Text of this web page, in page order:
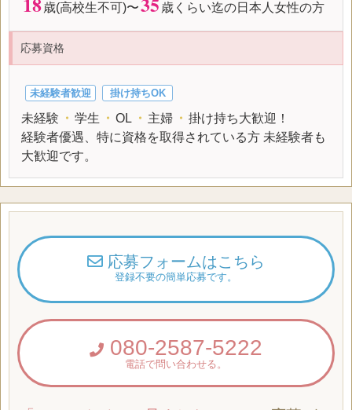
歳(高校生不可)〜 歳くらい迄の日本人女性の方
応募資格
未経験者歓迎 掛け持ちOK
未経験 ・ 学生 ・ OL ・ 主婦 ・ 掛け持ち大歓迎！
経験者優遇、特に資格を取得されている方 未経験者も
大歓迎です。
応募フォームはこちら
登録不要の簡単応募です。
080-2587-5222
電話で問い合わせる。